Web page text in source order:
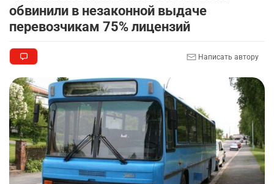
обвинили в незаконной выдаче
перевозчикам 75% лицензий
Написать автору